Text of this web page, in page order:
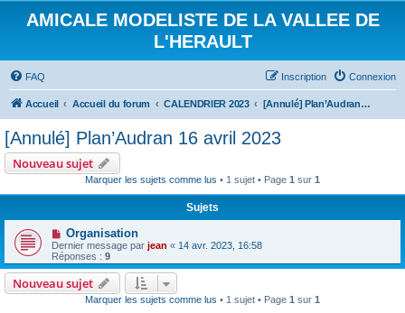
AMICALE MODELISTE DE LA VALLEE DE
L'HERAULT
FAQ Connexion
Inscription
Accueil Accueil du forum CALENDRIER 2023 [Annulé] Plan’Audran 16 avril 2023
[Annulé] Plan’Audran 16 avril 2023
Nouveau sujet
Marquer les sujets comme lus • 1 sujet • Page 1 sur 1
Sujets
Organisation
Dernier message par jean « 14 avr. 2023, 16:58
Réponses : 9
Nouveau sujet
Marquer les sujets comme lus • 1 sujet • Page 1 sur 1